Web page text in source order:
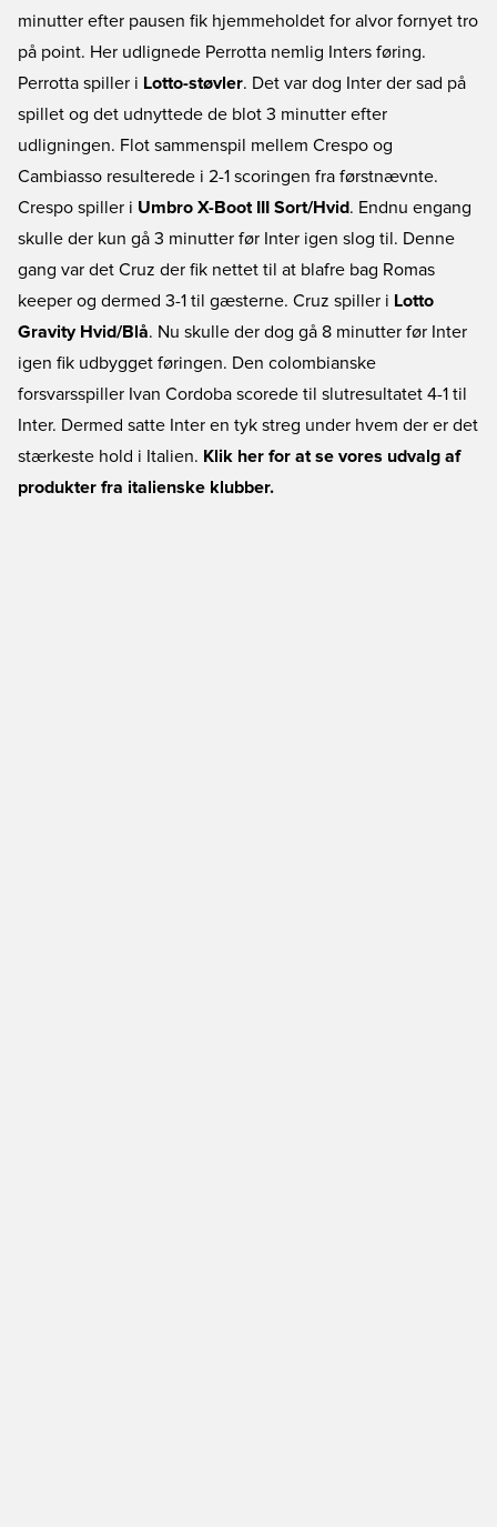
minutter efter pausen fik hjemmeholdet for alvor fornyet tro
på point. Her udlignede Perrotta nemlig Inters føring.
Perrotta spiller i Lotto-støvler. Det var dog Inter der sad på
spillet og det udnyttede de blot 3 minutter efter
udligningen. Flot sammenspil mellem Crespo og
Cambiasso resulterede i 2-1 scoringen fra førstnævnte.
Crespo spiller i Umbro X-Boot III Sort/Hvid. Endnu engang
skulle der kun gå 3 minutter før Inter igen slog til. Denne
gang var det Cruz der fik nettet til at blafre bag Romas
keeper og dermed 3-1 til gæsterne. Cruz spiller i Lotto
Gravity Hvid/Blå. Nu skulle der dog gå 8 minutter før Inter
igen fik udbygget føringen. Den colombianske
forsvarsspiller Ivan Cordoba scorede til slutresultatet 4-1 til
Inter. Dermed satte Inter en tyk streg under hvem der er det
stærkeste hold i Italien. Klik her for at se vores udvalg af
produkter fra italienske klubber.